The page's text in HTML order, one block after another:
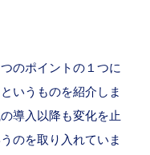
のポイントの１つに
いうものを紹介しま
導入以降も変化を止
のを取り入れていま